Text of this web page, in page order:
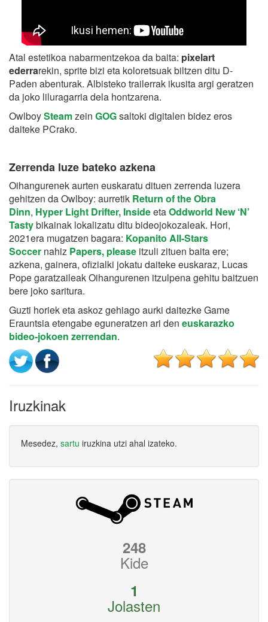
Atal estetikoa nabarmentzekoa da baita: pixelart
ederrarekin, sprite bizi eta koloretsuak biltzen ditu D-
Paden abenturak. Albisteko trailerrak ikusita argi geratzen
da joko liluragarria dela hontzarena.
OwlboySteamzein GOGsaltoki digitalen bidez eros
daiteke PCrako.
Zerrenda luze bateko azkena
Oihangurenek aurten euskaratu dituen zerrenda luzera
gehitzen da Owlboy: aurretik Return of the Obra
Dinn, Hyper Light Drifter, InsideetaOddworld New ‘N’
Tastybikainak lokalizatu ditu bideojokozaleak. Hori,
2021era mugatzen bagara: Kopanito All-Stars
Soccer nahiz Papers, please itzuli zituen baita ere;
azkena, gainera, ofizialki jokatu daiteke euskaraz, Lucas
Pope garatzaileak Oihangurenen itzulpena gehitu baitzuen
bere joko saritura.
Guzti horiek eta askoz gehiago aurki daitezke Game
Erauntsia etengabe eguneratzen ari den euskarazko
bideo-jokoen zerrendan.
Iruzkinak
Mesedez, sartu iruzkina utzi ahal izateko.
248
Kide
1
Jolasten